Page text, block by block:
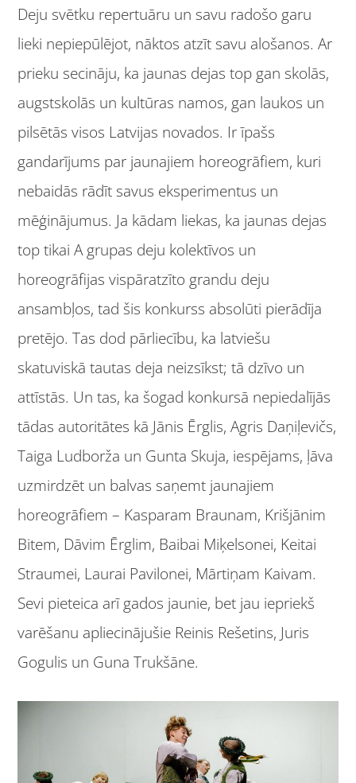
Deju svētku repertuāru un savu radošo garu
lieki nepiepūlējot, nāktos atzīt savu alošanos. Ar
prieku secināju, ka jaunas dejas top gan skolās,
augstskolās un kultūras namos, gan laukos un
pilsētās visos Latvijas novados. Ir īpašs
gandarījums par jaunajiem horeogrāfiem, kuri
nebaidās rādīt savus eksperimentus un
mēģinājumus. Ja kādam liekas, ka jaunas dejas
top tikai A grupas deju kolektīvos un
horeogrāfijas vispāratzīto grandu deju
ansambļos, tad šis konkurss absolūti pierādīja
pretējo. Tas dod pārliecību, ka latviešu
skatuviskā tautas deja neizsīkst; tā dzīvo un
attīstās. Un tas, ka šogad konkursā nepiedalījās
tādas autoritātes kā Jānis Ērglis, Agris Daņiļevičs,
Taiga Ludborža un Gunta Skuja, iespējams, ļāva
uzmirdzēt un balvas saņemt jaunajiem
horeogrāfiem – Kasparam Braunam, Krišjānim
Bitem, Dāvim Ērglim, Baibai Miķelsonei, Keitai
Straumei, Laurai Pavilonei, Mārtiņam Kaivam.
Sevi pieteica arī gados jaunie, bet jau iepriekš
varēšanu apliecinājušie Reinis Rešetins, Juris
Gogulis un Guna Trukšāne.